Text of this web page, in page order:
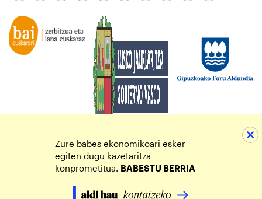
Zure babes ekonomikoari esker
egiten dugu kazetaritza
konprometitua. BABESTU BERRIA